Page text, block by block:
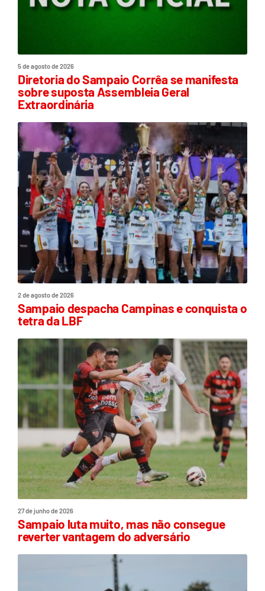
5 de agosto de 2026
Diretoria do Sampaio Corrêa se manifesta
sobre suposta Assembleia Geral
Extraordinária
2 de agosto de 2026
Sampaio despacha Campinas e conquista o
tetra da LBF
27 de junho de 2026
Sampaio luta muito, mas não consegue
reverter vantagem do adversário